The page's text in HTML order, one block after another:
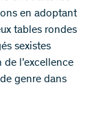
en adoptant
tables rondes
sexistes
l’excellence
genre dans